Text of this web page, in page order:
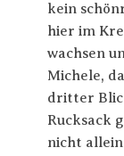
kein
hier im
wachsen
Michele,
dritter
Rucksack
nicht